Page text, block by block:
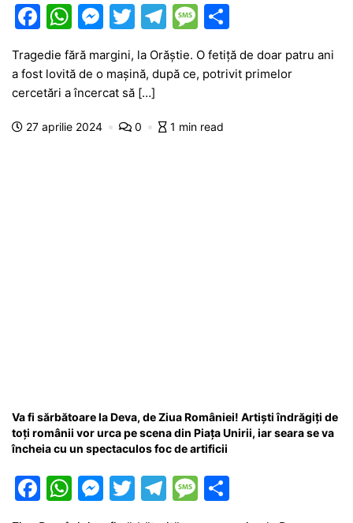
F
a
c
e
b
o
W
at
s
A
M
s
s
e
T
itt
er
T
el
e
a
m
M
e
s
a
g
ta
Tragedie fără margini, la Orăștie. O fetiță de doar patru ani
a fost lovită de o mașină, după ce, potrivit primelor
cercetări a încercat să […]
27 aprilie 2024 0 1 min read
Va fi sărbătoare la Deva, de Ziua României! Artiști îndrăgiți de
toți românii vor urca pe scena din Piața Unirii, iar seara se va
încheia cu un spectaculos foc de artificii
F
W
h
M
e
T
T
el
M
ar